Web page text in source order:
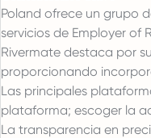
Poland ofrece un grupo
servicios de Employer of
Rivermate destaca por
proporcionando
Las principales
plataforma; escoger la
La transparencia en